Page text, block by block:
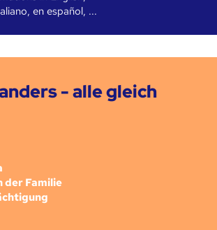
en español, ...
- alle gleich
der Familie